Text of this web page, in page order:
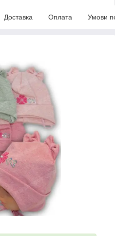
Доставка Оплата Умови